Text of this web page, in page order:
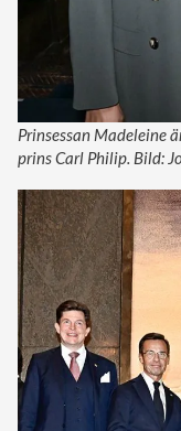
Prinsessan Madeleine
prins Carl Philip. Bild: